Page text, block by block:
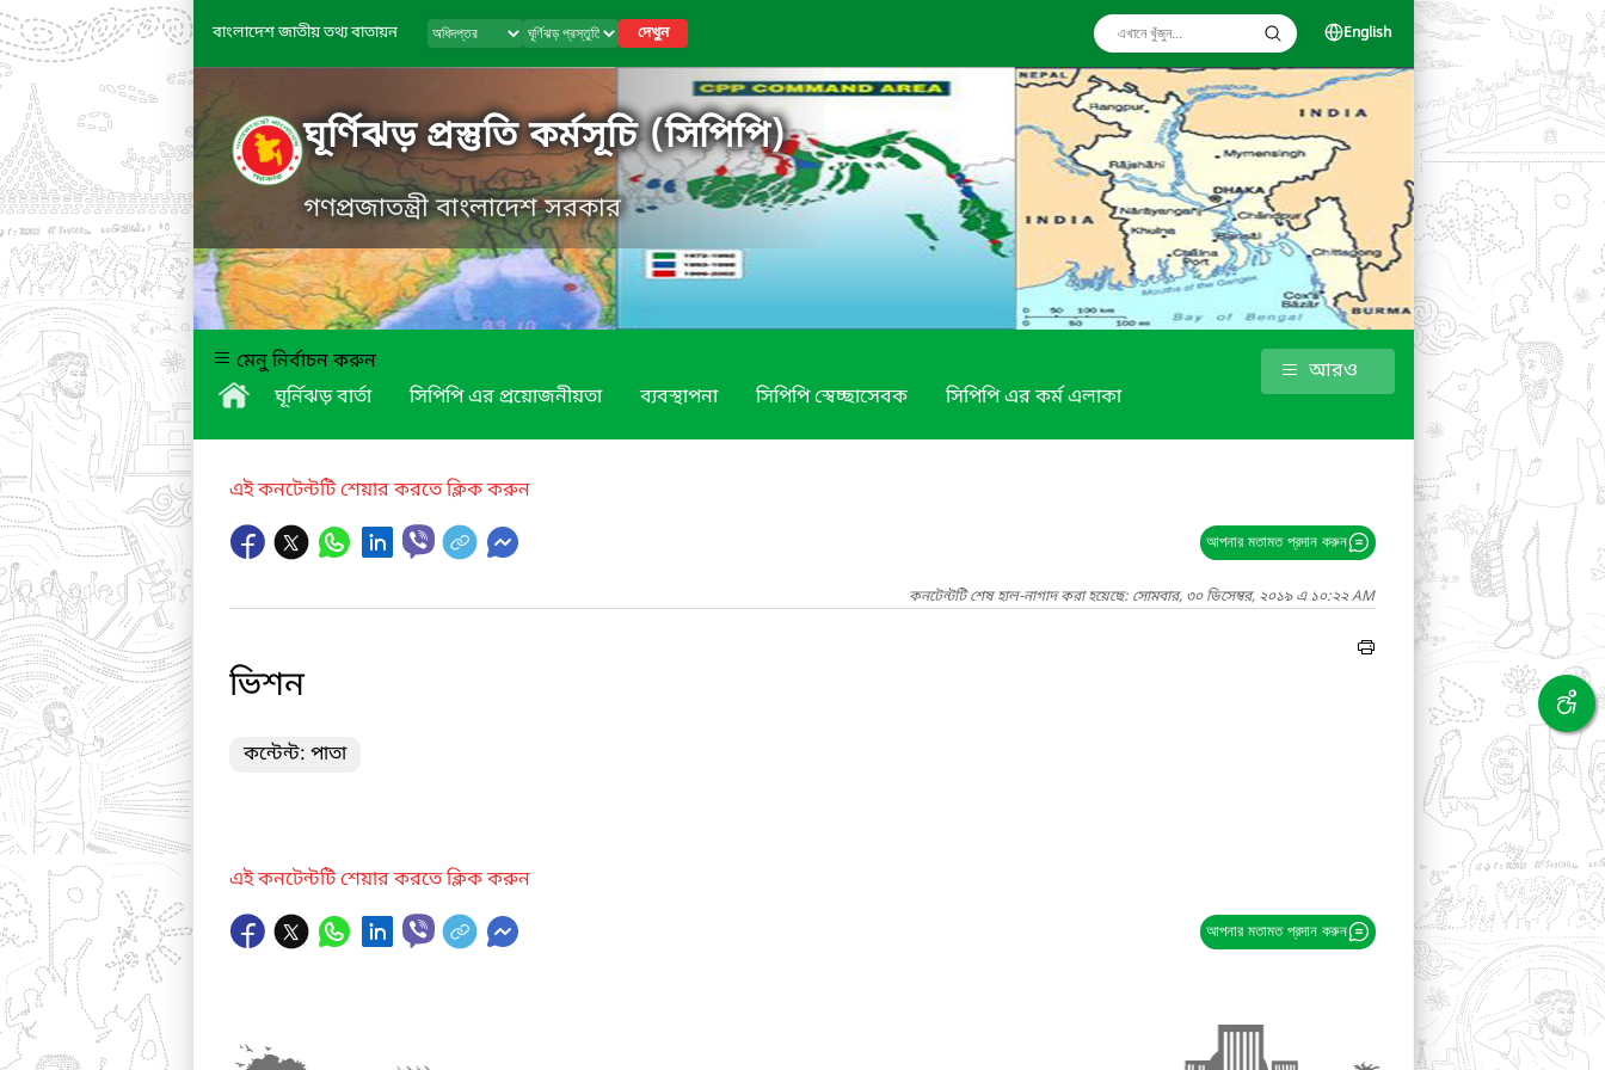
বাংলাদেশ জাতীয় তথ্য বাতায়ন দেখুন English
ঘূর্ণিঝড় প্রস্তুতি কর্মসূচি (সিপিপি)
গণপ্রজাতন্ত্রী বাংলাদেশ সরকার
মেনু নির্বাচন করুন
ঘূর্নিঝড় বার্তা
সিপিপি এর প্রয়োজনীয়তা ব্যবস্থাপনা সিপিপি স্বেচ্ছাসেবক সিপিপি এর কর্ম এলাকা
আরও
এই কনটেন্টটি শেয়ার করতে ক্লিক করুন
আপনার মতামত প্রদান করুন
কনটেন্টটি শেষ হাল-নাগাদ করা হয়েছে: সোমবার, ৩০ ডিসেম্বর, ২০১৯ এ ১০:২২ AM
ভিশন
কন্টেন্ট: পাতা
এই কনটেন্টটি শেয়ার করতে ক্লিক করুন
আপনার মতামত প্রদান করুন